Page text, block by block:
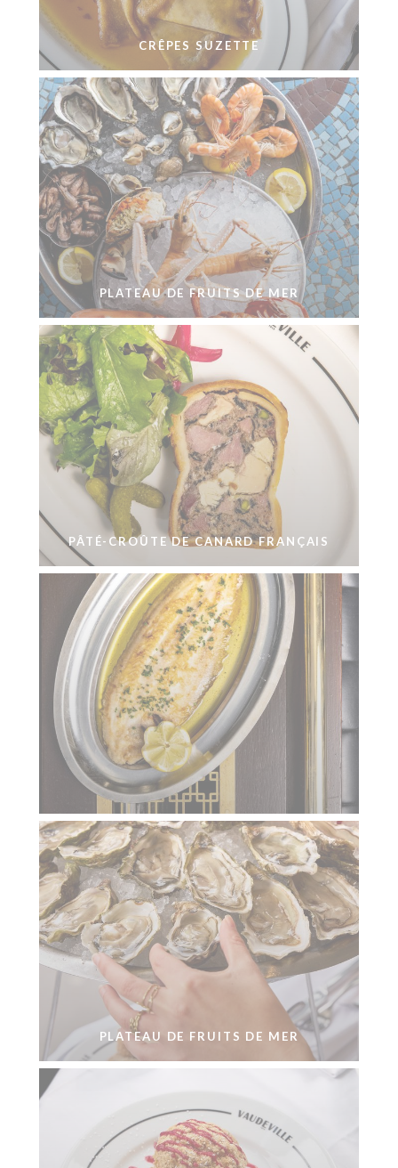
CRÊPES SUZETTE
PLATEAU DE FRUITS DE MER
PÂTÉ-CROÛTE DE CANARD FRANÇAIS
PLATEAU DE FRUITS DE MER